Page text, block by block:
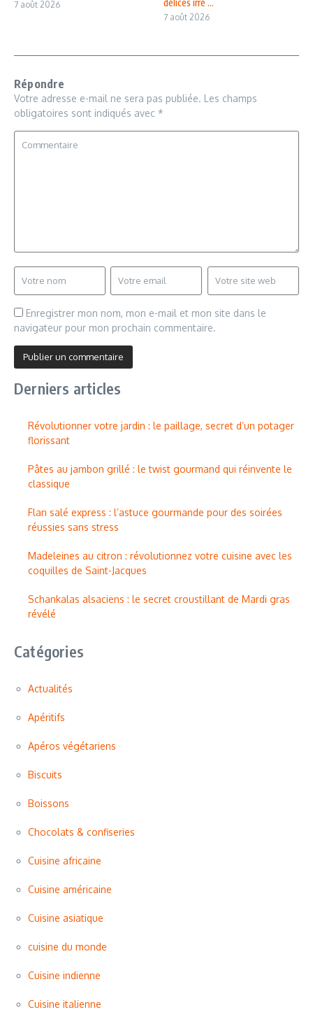
7 août 2026 délices irré ...
7 août 2026
Répondre
Votre adresse e-mail ne sera pas publiée. Les champs
obligatoires sont indiqués avec *
Enregistrer mon nom, mon e-mail et mon site dans le
navigateur pour mon prochain commentaire.
Derniers articles
Révolutionner votre jardin : le paillage, secret d’un potager
florissant
Pâtes au jambon grillé : le twist gourmand qui réinvente le
classique
Flan salé express : l’astuce gourmande pour des soirées
réussies sans stress
Madeleines au citron : révolutionnez votre cuisine avec les
coquilles de Saint-Jacques
Schankalas alsaciens : le secret croustillant de Mardi gras
révélé
Catégories
Actualités
Apéritifs
Apéros végétariens
Biscuits
Boissons
Chocolats & confiseries
Cuisine africaine
Cuisine américaine
Cuisine asiatique
cuisine du monde
Cuisine indienne
Cuisine italienne